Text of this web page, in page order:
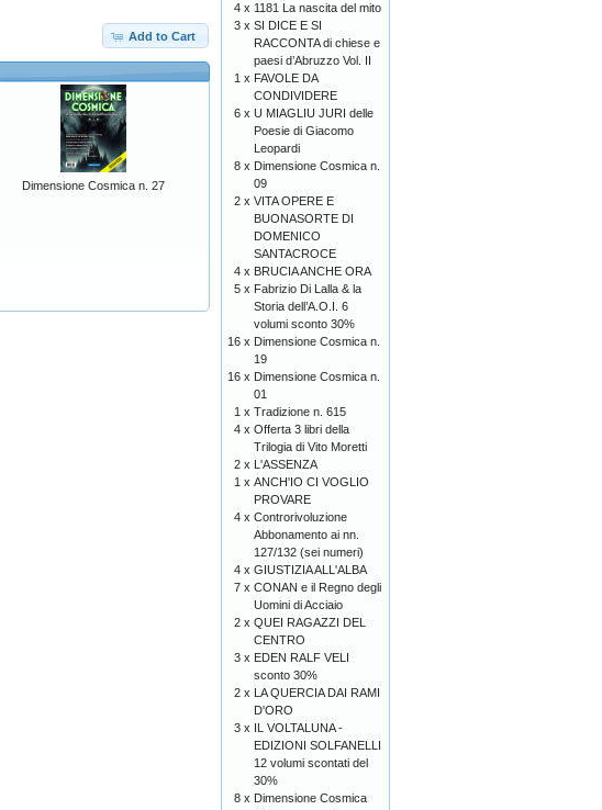
Add to Cart
Dimensione Cosmica n. 27
4 x 1181 La nascita del mito
3 x SI DICE E SI
RACCONTA di chiese e
paesi d’Abruzzo Vol. II
1 x FAVOLE DA
CONDIVIDERE
6 x U MIAGLIU JURI delle
Poesie di Giacomo
Leopardi
8 x Dimensione Cosmica n.
09
2 x VITA OPERE E
BUONASORTE DI
DOMENICO
SANTACROCE
4 x BRUCIA ANCHE ORA
5 x Fabrizio Di Lalla & la
Storia dell’A.O.I. 6
volumi sconto 30%
16 x Dimensione Cosmica n.
19
16 x Dimensione Cosmica n.
01
1 x Tradizione n. 615
4 x Offerta 3 libri della
Trilogia di Vito Moretti
2 x L'ASSENZA
1 x ANCH'IO CI VOGLIO
PROVARE
4 x Controrivoluzione
Abbonamento ai nn.
127/132 (sei numeri)
4 x GIUSTIZIA ALL'ALBA
7 x CONAN e il Regno degli
Uomini di Acciaio
2 x QUEI RAGAZZI DEL
CENTRO
3 x EDEN RALF VELI
sconto 30%
2 x LA QUERCIA DAI RAMI
D'ORO
3 x IL VOLTALUNA -
EDIZIONI SOLFANELLI
12 volumi scontati del
30%
8 x Dimensione Cosmica